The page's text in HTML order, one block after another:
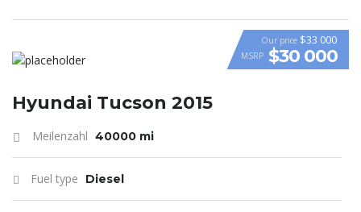
VIDEO
Our price $33 000
MSRP $30 000
Hyundai Tucson 2015
Meilenzahl 40000 mi
Fuel type Diesel